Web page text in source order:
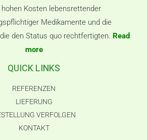
Kosten lebensrettender
Medikamente und die
den Status quo rechtfertigten. Read
more
QUICK LINKS
REFERENZEN
LIEFERUNG
VERFOLGEN
KONTAKT